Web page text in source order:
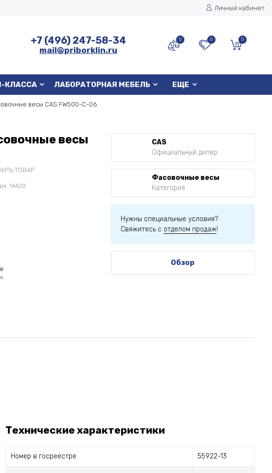
Личный кабинет
+7 (496) 247-58-34
mail@priborklin.ru
0 0 0
КЛАССА ЛАБОРАТОРНАЯ МЕБЕЛЬ ЕЩЕ
весы CAS FW500-C-06
весы
ТОВАР
16620
CAS
Официальный дилер
Фасовочные весы
Категория
Нужны специальные условия?
Свяжитесь с отделом продаж!
Обзор
Технические характеристики
Номер в госреестре 55922-13